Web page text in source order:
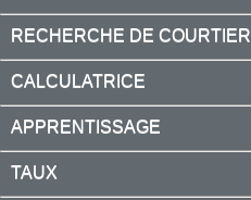
RECHERCHE DE COURTIER
CALCULATRICE
APPRENTISSAGE
TAUX